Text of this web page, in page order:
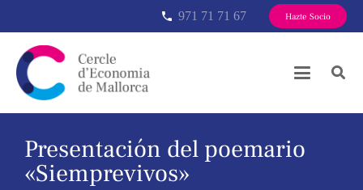
phone 971 71 71 67 Hazte Socio
Presentación del poemario
«Siemprevivos»